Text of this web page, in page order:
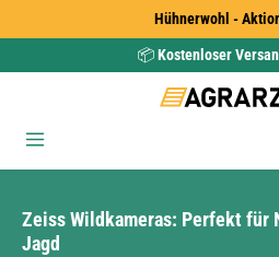
Zum Hauptinhalt springenHühnerwohl -
📦Kostenloser
Zeiss Wildkameras: Perfekt für
Jagd